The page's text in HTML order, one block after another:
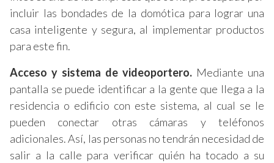
incluir las bondades de la domótica para lograr una
casa inteligente y segura, al implementar productos
para este fin.
Acceso y sistema de videoportero. Mediante una
pantalla se puede identificar a la gente que llega a la
residencia o edificio con este sistema, al cual se le
pueden conectar otras cámaras y teléfonos
adicionales. Así, las personas no tendrán necesidad de
salir a la calle para verificar quién ha tocado a su